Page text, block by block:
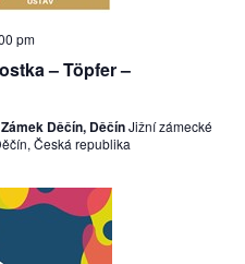
pm
– Töpfer –
Děčín, DěčínJižní zámecké
Česká republika